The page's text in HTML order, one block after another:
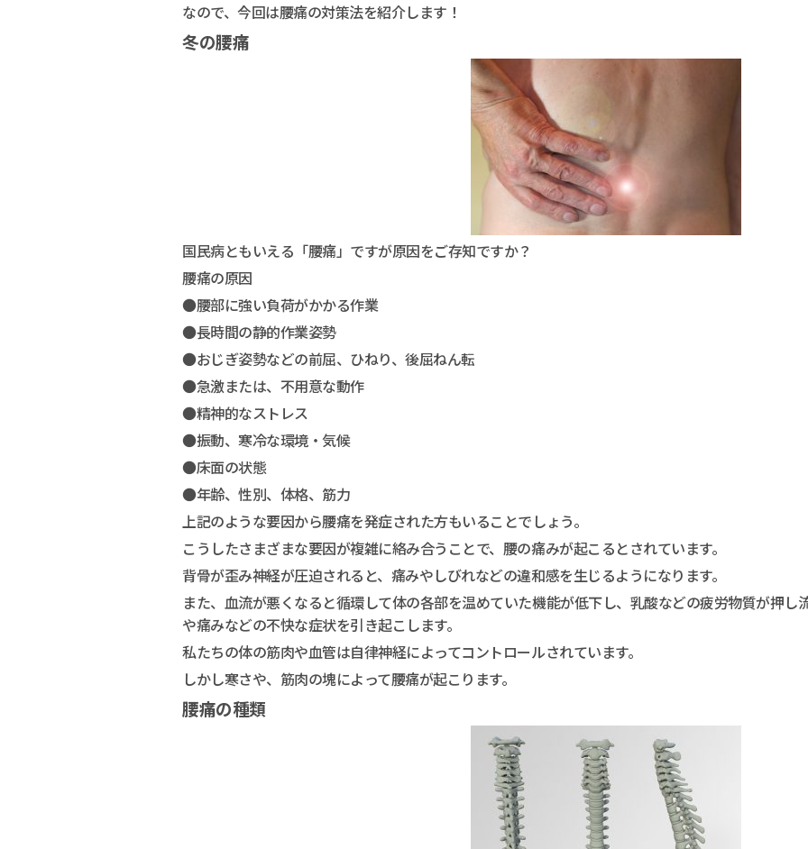
なので、今回は腰痛の対策法を紹介します！
冬の腰痛
国民病ともいえる「腰痛」ですが原因をご存知ですか？
腰痛の原因
●腰部に強い負荷がかかる作業
●長時間の静的作業姿勢
●おじぎ姿勢などの前屈、ひねり、後屈ねん転
●急激または、不用意な動作
●精神的なストレス
●振動、寒冷な環境・気候
●床面の状態
●年齢、性別、体格、筋力
上記のような要因から腰痛を発症された方もいることでしょう。
こうしたさまざまな要因が複雑に絡み合うことで、腰の痛みが起こるとされています。
背骨が歪み神経が圧迫されると、痛みやしびれなどの違和感を生じるようになります。
また、血流が悪くなると循環して体の各部を温めていた機能が低下し、乳酸などの疲労物質が押し
や痛みなどの不快な症状を引き起こします。
私たちの体の筋肉や血管は自律神経によってコントロールされています。
しかし寒さや、筋肉の塊によって腰痛が起こります。
腰痛の種類